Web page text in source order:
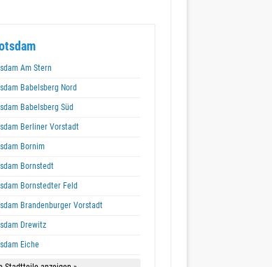
Am Stern
Babelsberg Nord
Babelsberg Süd
Berliner Vorstadt
Bornim
Bornstedt
Bornstedter Feld
Brandenburger Vorstadt
Drewitz
Eiche